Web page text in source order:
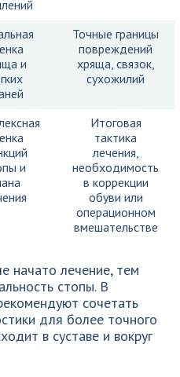
и
Точные границы
повреждений
хряща, связок,
сухожилий
и
Итоговая
тактика
лечения,
необходимость
в коррекции
обуви или
операционном
вмешательстве
начато лечение, тем
стопы. В
сочетать
для более точного
в суставе и вокруг